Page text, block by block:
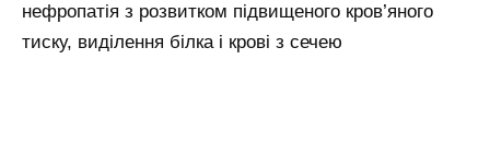
нефропатія з розвитком підвищеного кров’яного
тиску, виділення білка і крові з сечею